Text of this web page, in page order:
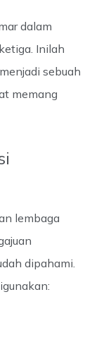
dalam
Inilah
sebuah
memang
lembaga
dipahami.